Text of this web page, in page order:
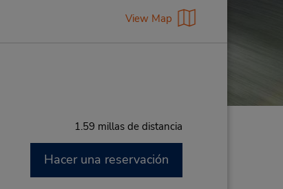
View Map
1.59 millas de distancia
Hacer una reservación